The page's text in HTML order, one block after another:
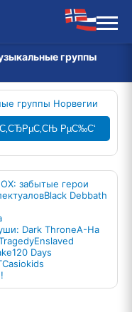
группы
группы Норвегии
РµС‰С‘
забытые герои
Black Debbath
Dark ThroneA-Ha
Enslaved
120 Days
Casiokids